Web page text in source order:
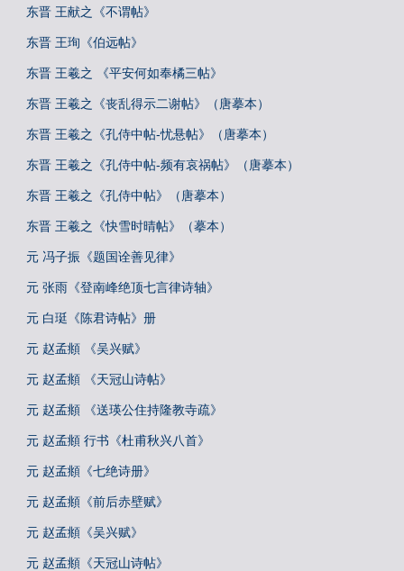
东晋 王献之《不谓帖》
东晋 王珣《伯远帖》
东晋 王羲之 《平安何如奉橘三帖》
东晋 王羲之《丧乱得示二谢帖》（唐摹本）
东晋 王羲之《孔侍中帖-忧悬帖》（唐摹本）
东晋 王羲之《孔侍中帖-频有哀祸帖》（唐摹本）
东晋 王羲之《孔侍中帖》（唐摹本）
东晋 王羲之《快雪时晴帖》（摹本）
元 冯子振《题国诠善见律》
元 张雨《登南峰绝顶七言律诗轴》
元 白珽《陈君诗帖》册
元 赵孟頫 《吴兴赋》
元 赵孟頫 《天冠山诗帖》
元 赵孟頫 《送瑛公住持隆教寺疏》
元 赵孟頫 行书《杜甫秋兴八首》
元 赵孟頫《七绝诗册》
元 赵孟頫《前后赤壁赋》
元 赵孟頫《吴兴赋》
元 赵孟頫《天冠山诗帖》